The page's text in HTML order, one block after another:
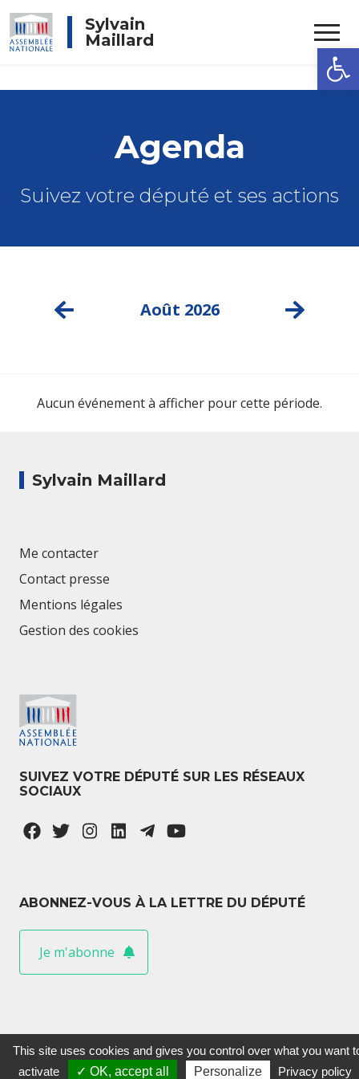
Ouvrir
Sylvain
Maillard
Agenda
Suivez votre député et ses actions
Août 2026
Avril Mai Juin
Octobre Novembre
Aucun événement à afficher pour cette période.
Sylvain Maillard
Me contacter
Contact presse
Mentions légales
Gestion des cookies
SUIVEZ VOTRE DÉPUTÉ SUR LES RÉSEAUX
SOCIAUX
ABONNEZ-VOUS À LA LETTRE DU DÉPUTÉ
Je m'abonne
Sylvain Maillard © 2020 Tous droits réservés.
This site uses cookies and gives you control over what you want
activate
✓ OK, accept all Personalize Privacy policy